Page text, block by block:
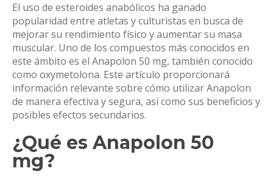
El uso de esteroides anabólicos ha ganado
popularidad entre atletas y culturistas en busca de
mejorar su rendimiento físico y aumentar su masa
muscular. Uno de los compuestos más conocidos en
este ámbito es el Anapolon 50 mg, también conocido
como oxymetolona. Este artículo proporcionará
información relevante sobre cómo utilizar Anapolon
de manera efectiva y segura, así como sus beneficios y
posibles efectos secundarios.
¿Qué es Anapolon 50
mg?